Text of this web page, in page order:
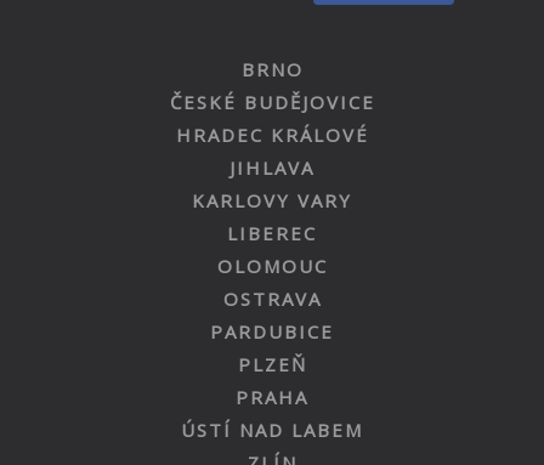
BRNO
ČESKÉ BUDĚJOVICE
HRADEC KRÁLOVÉ
JIHLAVA
KARLOVY VARY
LIBEREC
OLOMOUC
OSTRAVA
PARDUBICE
PLZEŇ
PRAHA
ÚSTÍ NAD LABEM